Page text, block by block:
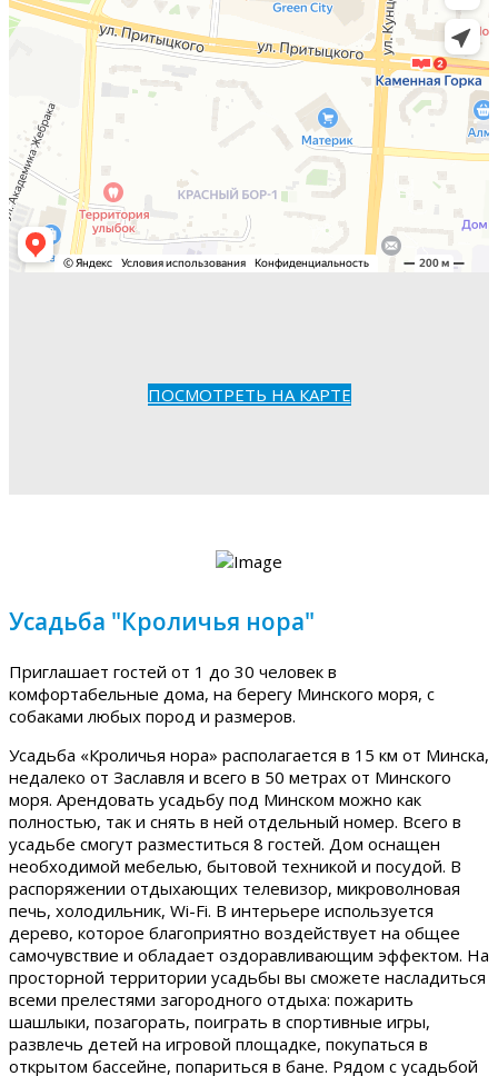
ПОСМОТРЕТЬ НА КАРТЕ
Усадьба "Кроличья нора"
Приглашает гостей от 1 до 30 человек в
комфортабельные дома, на берегу Минского моря, с
собаками любых пород и размеров.
Усадьба «Кроличья нора» располагается в 15 км от Минска,
недалеко от Заславля и всего в 50 метрах от Минского
моря. Арендовать усадьбу под Минском можно как
полностью, так и снять в ней отдельный номер. Всего в
усадьбе смогут разместиться 8 гостей. Дом оснащен
необходимой мебелью, бытовой техникой и посудой. В
распоряжении отдыхающих телевизор, микроволновая
печь, холодильник, Wi-Fi. В интерьере используется
дерево, которое благоприятно воздействует на общее
самочувствие и обладает оздоравливающим эффектом. На
просторной территории усадьбы вы сможете насладиться
всеми прелестями загородного отдыха: пожарить
шашлыки, позагорать, поиграть в спортивные игры,
развлечь детей на игровой площадке, покупаться в
открытом бассейне, попариться в бане. Рядом с усадьбой